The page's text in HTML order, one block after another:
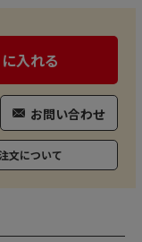
入れる
お問い合わせ
文について